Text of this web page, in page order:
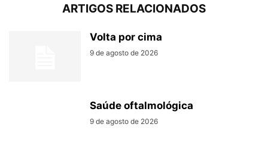
ARTIGOS RELACIONADOS
Volta por cima
9 de agosto de 2026
Saúde oftalmológica
9 de agosto de 2026